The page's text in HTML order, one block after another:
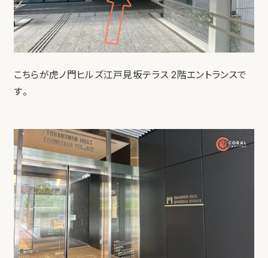
こちらが虎ノ門ヒルズ江戸見坂テラス 2階エントランスで
す。